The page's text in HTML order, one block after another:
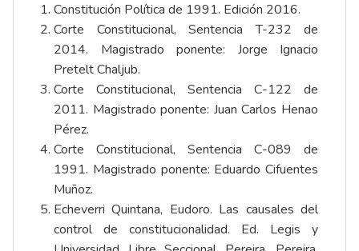
Constitución Política de 1991. Edición 2016.
Corte Constitucional, Sentencia T-232 de
2014. Magistrado ponente: Jorge Ignacio
Pretelt Chaljub.
Corte Constitucional, Sentencia C-122 de
2011. Magistrado ponente: Juan Carlos Henao
Pérez.
Corte Constitucional, Sentencia C-089 de
1991. Magistrado ponente: Eduardo Cifuentes
Muñoz.
Echeverri Quintana, Eudoro. Las causales del
control de constitucionalidad. Ed. Legis y